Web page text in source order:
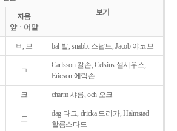
보기
자음
앞ㆍ어말
ㅂ, 브 bal 발, snabbt 스납트, Jacob 야코브
ㄱ
Carlsson 칼손, Celsius 셀시우스,
Ericson 에릭손
크 charm 샤름, och 오크
드
dag 다그, dricka 드리카, Halmstad
할름스타드